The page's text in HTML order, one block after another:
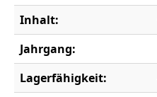
Inhalt:
Jahrgang:
Lagerfähigkeit: